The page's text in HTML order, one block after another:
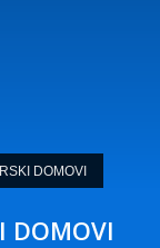
DOMOVI
DOMOVI